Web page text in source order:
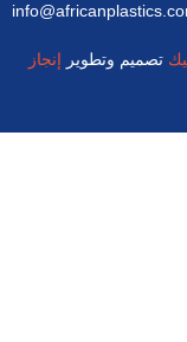
تصميم وتطوير إنجاز